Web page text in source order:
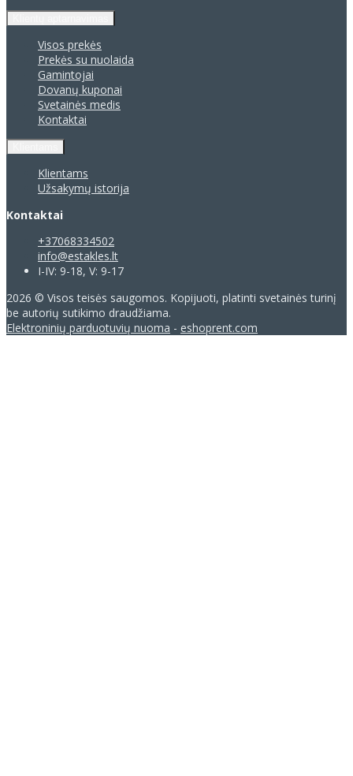
Visos prekės
Prekės su nuolaida
Gamintojai
Dovanų kuponai
Svetainės medis
Kontaktai
Klientams
Užsakymų istorija
Kontaktai
+37068334502
info@estakles.lt
I-IV: 9-18, V: 9-17
2026 © Visos teisės saugomos. Kopijuoti, platinti svetainės turinį
be autorių sutikimo draudžiama.
Elektroninių parduotuvių nuoma - eshoprent.com